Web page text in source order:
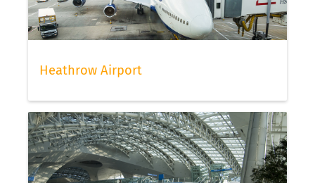
Heathrow Airport